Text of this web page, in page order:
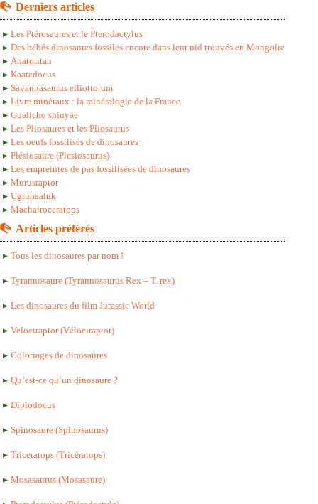
Derniers articles
Les Ptérosaures et le Pterodactylus
Des bébés dinosaures fossiles encore dans leur nid trouvés en Mongolie
Anatotitan
Kaatedocus
Savannasaurus elliottorum
Livre minéraux : la minéralogie de la France
Gualicho shinyae
Les Pliosaures et les Pliosaurus
Les oeufs fossilisés de dinosaures
Plésiosaure (Plesiosaurus)
Les empreintes de pas fossilisées de dinosaures
Murusraptor
Ugrunaaluk
Machairoceratops
Articles préférés
Tous les dinosaures par nom !
Tyrannosaure (Tyrannosaurus Rex – T. rex)
Les dinosaures du film Jurassic World
Velociraptor (Vélociraptor)
Coloriages de dinosaures
Qu’est-ce qu’un dinosaure ?
Diplodocus
Spinosaure (Spinosaurus)
Triceratops (Tricératops)
Mosasaurus (Mosasaure)